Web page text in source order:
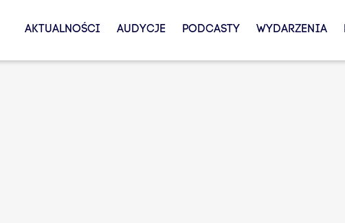
AKTUALNOŚCI AUDYCJE PODCASTY WYDARZENIA